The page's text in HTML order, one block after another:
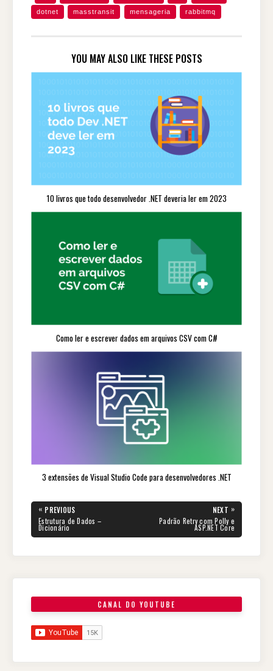
dotnet masstransit mensageria rabbitmq
YOU MAY ALSO LIKE THESE POSTS
10 livros que todo desenvolvedor .NET deveria ler em 2023
Como ler e escrever dados em arquivos CSV com C#
3 extensões de Visual Studio Code para desenvolvedores .NET
Navegação
de
Post
« PREVIOUS
PREVIOUS
POST:
Estrutura de Dados –
Dicionário
NEXT »
Padrão Retry com Polly e
ASP.NET Core
CANAL DO YOUTUBE